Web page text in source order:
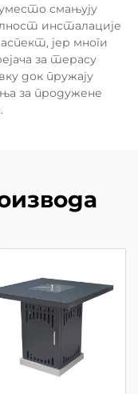
смањују
инсталације
јер многи
за терасу
док пружају
за продужене